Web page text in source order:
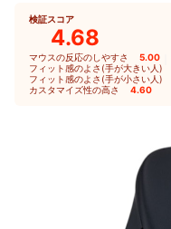
検証スコア
4.68
マウスの反応のしやすさ 5.00
フィット感のよさ(手が大きい人)
フィット感のよさ(手が小さい人)
カスタマイズ性の高さ 4.60